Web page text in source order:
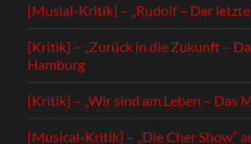
[Musial-Kritik] – „Rudolf – Der letzte
[Kritik] – „Zurück in die Zukunft –
Hamburg
[Kritik] – „Wir sind am Leben – Das
[Musical-Kritik] – „Die Cher Show“